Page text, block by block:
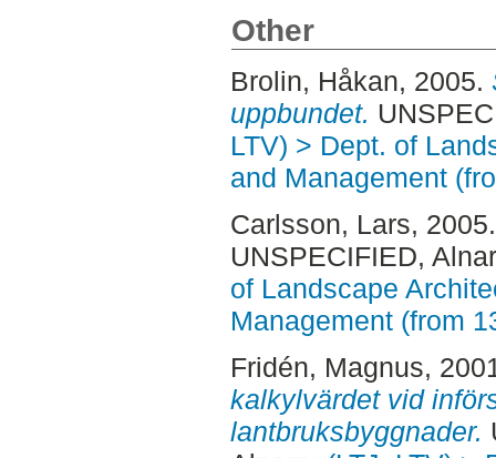
Other
Brolin, Håkan, 2005.
uppbundet.
LTV) > Dept. of
and Management
Carlsson, Lars,
UNSPECIFIED,
of Landscape
Management (from
Fridén, Magnus,
kalkylvärdet vid
lantbruksbyggnader.